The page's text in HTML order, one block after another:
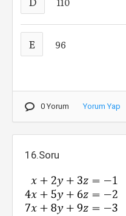
E 96
0 Yorum Yorum Yap
16.Soru